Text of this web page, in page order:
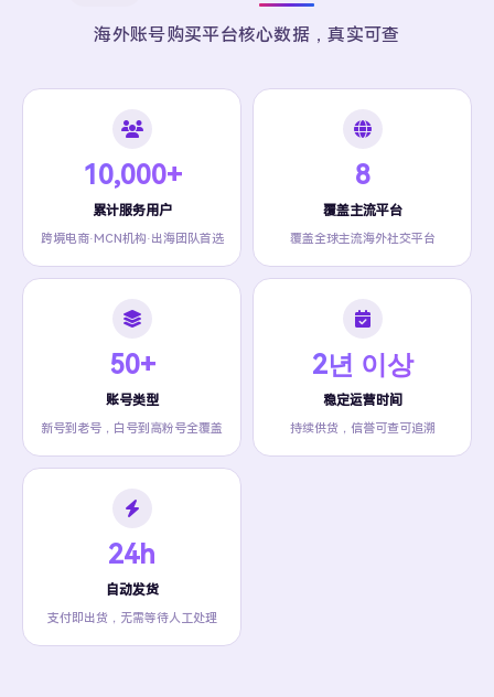
海外账号购买平台核心数据，真实可查
10,000+
累计服务用户
跨境电商·MCN机构·出海团队首选
8
覆盖主流平台
覆盖全球主流海外社交平台
50+
账号类型
新号到老号，白号到高粉号全覆盖
2년 이상
稳定运营时间
持续供货，信誉可查可追溯
24h
自动发货
支付即出货，无需等待人工处理